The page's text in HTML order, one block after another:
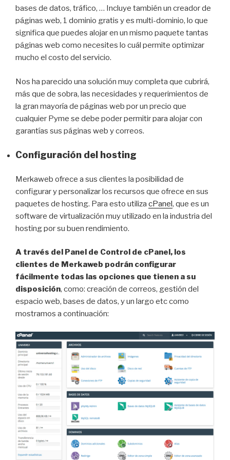
bases de datos, tráfico, … Incluye también un creador de
páginas web, 1 dominio gratis y es multi-dominio, lo que
significa que puedes alojar en un mismo paquete tantas
páginas web como necesites lo cuál permite optimizar
mucho el costo del servicio.
Nos ha parecido una solución muy completa que cubrirá,
más que de sobra, las necesidades y requerimientos de
la gran mayoría de páginas web por un precio que
cualquier Pyme se debe poder permitir para alojar con
garantías sus páginas web y correos.
Configuración del hosting
Merkaweb ofrece a sus clientes la posibilidad de
configurar y personalizar los recursos que ofrece en sus
paquetes de hosting. Para esto utiliza cPanel, que es un
software de virtualización muy utilizado en la industria del
hosting por su buen rendimiento.
A través del Panel de Control de cPanel, los
clientes de Merkaweb podrán configurar
fácilmente todas las opciones que tienen a su
disposición, como: creación de correos, gestión del
espacio web, bases de datos, y un largo etc como
mostramos a continuación: